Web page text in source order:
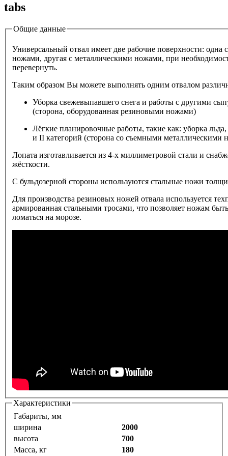
tabs
Общие данные
Универсальный отвал имеет две рабочие поверхности: одна
ножами, другая с металлическими ножами, при
перевернуть.
Таким образом Вы можете выполнять одним отвалом
Уборка свежевыпавшего снега и работы с другими
(сторона, оборудованная резиновыми ножами)
Лёгкие планировочные работы, такие как: уборка льда,
и II категорий (сторона со съемными металлическими
Лопата изготавливается из 4-х миллиметровой стали и
жёсткости.
С бульдозерной стороны используются стальные ножи
Для производства резиновых ножей отвала используется
армированная стальными тросами, что позволяет ножам
ломаться на морозе.
Характеристики
Габариты, мм
ширина
2000
высота
700
Масса, кг
180